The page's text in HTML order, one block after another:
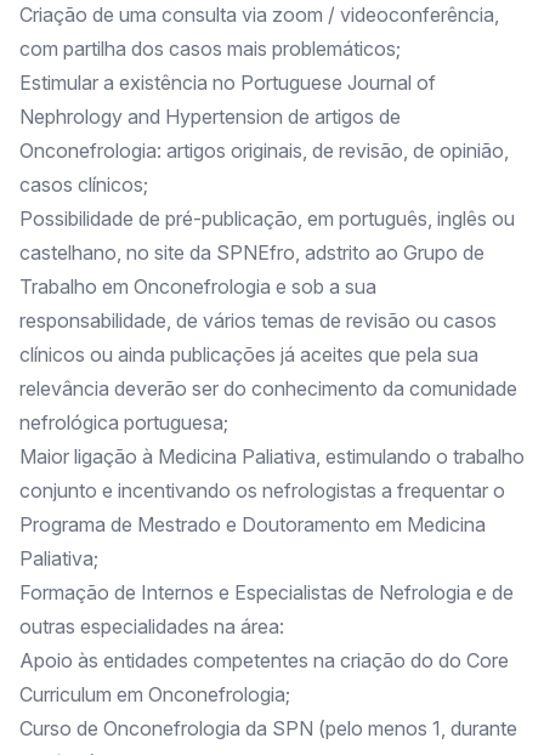
Criação de uma consulta via zoom / videoconferência,
com partilha dos casos mais problemáticos;
Estimular a existência no Portuguese Journal of
Nephrology and Hypertension de artigos de
Onconefrologia: artigos originais, de revisão, de opinião,
casos clínicos;
Possibilidade de pré-publicação, em português, inglês ou
castelhano, no site da SPNEfro, adstrito ao Grupo de
Trabalho em Onconefrologia e sob a sua
responsabilidade, de vários temas de revisão ou casos
clínicos ou ainda publicações já aceites que pela sua
relevância deverão ser do conhecimento da comunidade
nefrológica portuguesa;
Maior ligação à Medicina Paliativa, estimulando o trabalho
conjunto e incentivando os nefrologistas a frequentar o
Programa de Mestrado e Doutoramento em Medicina
Paliativa;
Formação de Internos e Especialistas de Nefrologia e de
outras especialidades na área:
Apoio às entidades competentes na criação do do Core
Curriculum em Onconefrologia;
Curso de Onconefrologia da SPN (pelo menos 1, durante